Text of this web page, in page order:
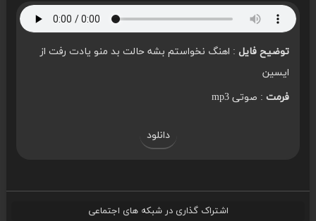
توضیح فایل: اهنگ نخواستم بشه حالت بد منو یادت رفت از
ایسین
فرمت: صوتی mp3
دانلود
اشتراک گذاری در شبکه های اجتماعی